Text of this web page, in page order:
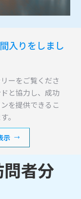
入りをしまし
ーをご覧くださ
と協力し、成功
を提供できるこ
。
示
者分